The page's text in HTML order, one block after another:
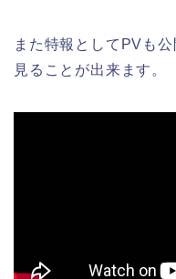
また特報としてPVも
見ることが出来ます。